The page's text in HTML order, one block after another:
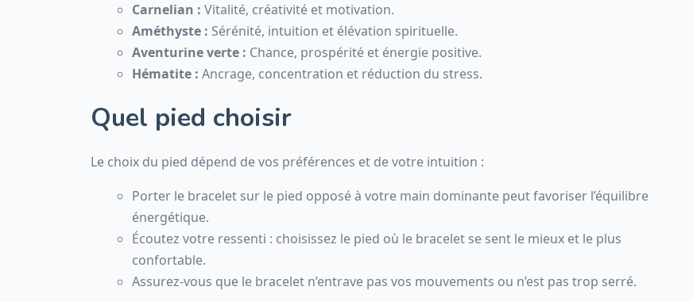
Carnelian : Vitalité, créativité et motivation.
Améthyste : Sérénité, intuition et élévation spirituelle.
Aventurine verte : Chance, prospérité et énergie positive.
Hématite : Ancrage, concentration et réduction du stress.
Quel pied choisir
Le choix du pied dépend de vos préférences et de votre intuition :
Porter le bracelet sur le pied opposé à votre main dominante peut favoriser l’équilibre
énergétique.
Écoutez votre ressenti : choisissez le pied où le bracelet se sent le mieux et le plus
confortable.
Assurez-vous que le bracelet n’entrave pas vos mouvements ou n’est pas trop serré.